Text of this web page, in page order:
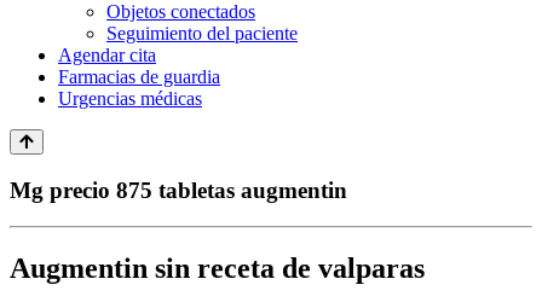
Objetos conectados
Seguimiento del paciente
Agendar cita
Farmacias de guardia
Urgencias médicas
Mg precio 875 tabletas augmentin
Augmentin sin receta de valparas